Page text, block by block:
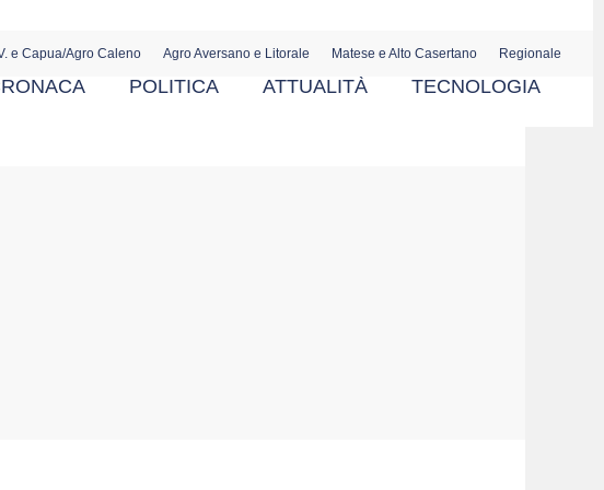
e Capua/Agro Caleno Agro Aversano e Litorale Matese e Alto Casertano Regionale
POLITICA ATTUALITÀ TECNOLOGIA